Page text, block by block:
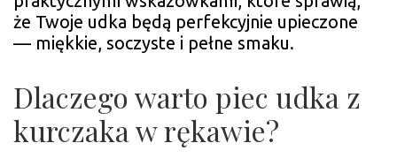
że Twoje udka będą perfekcyjnie upieczone
— miękkie, soczyste i pełne smaku.
Dlaczego warto piec udka z
kurczaka w rękawie?